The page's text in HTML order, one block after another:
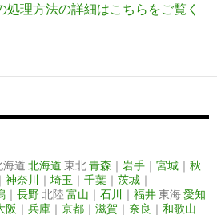
処理方法の詳細はこちらをご覧く
海道 北海道 東北青森 ｜ 岩手 ｜ 宮城 ｜ 秋
｜ 神奈川 ｜ 埼玉 ｜ 千葉 ｜ 茨城 ｜
｜ 長野北陸 富山 ｜ 石川 ｜ 福井東海愛知
阪 ｜ 兵庫 ｜ 京都 ｜ 滋賀 ｜ 奈良 ｜ 和歌山